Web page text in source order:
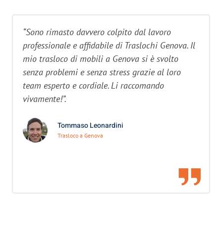
“Sono rimasto davvero colpito dal lavoro
professionale e affidabile di Traslochi Genova. Il
mio trasloco di mobili a Genova si è svolto
senza problemi e senza stress grazie al loro
team esperto e cordiale. Li raccomando
vivamente!”.
Tommaso Leonardini
Trasloco a Genova